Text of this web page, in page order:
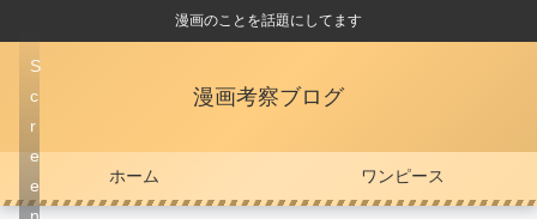
漫画のことを話題にしてます
漫画考察ブログ
ホーム ワンピース
S
c
r
e
e